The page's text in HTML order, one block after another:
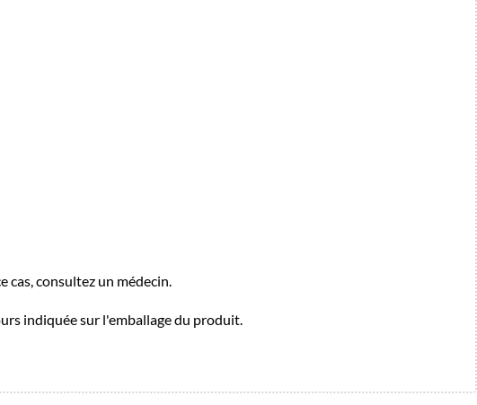
consultez un médecin.
indiquée sur l'emballage du produit.